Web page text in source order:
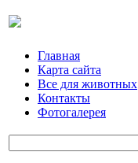
Главная
Карта сайта
Все для животных
Контакты
Фотогалерея